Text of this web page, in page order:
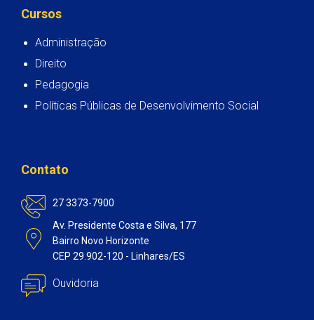
Cursos
Administração
Direito
Pedagogia
Políticas Públicas de Desenvolvimento Social
Contato
27 3373-7900
Av. Presidente Costa e Silva, 177
Bairro Novo Horizonte
CEP 29.902-120 - Linhares/ES
Ouvidoria